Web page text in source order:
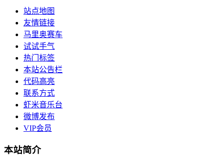
站点地图
友情链接
马里奥赛车
试试手气
热门标签
本站公告栏
代码高亮
联系方式
虾米音乐台
微博发布
VIP会员
本站简介